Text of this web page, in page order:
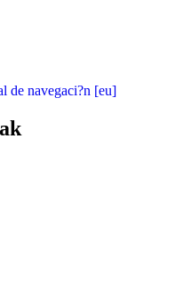
de navegaci?n [eu]